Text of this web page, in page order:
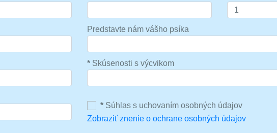
Predstavte nám vášho psíka
* Skúsenosti s výcvikom
* Súhlas s uchovaním osobných údajov
Zobraziť znenie o ochrane osobných údajov